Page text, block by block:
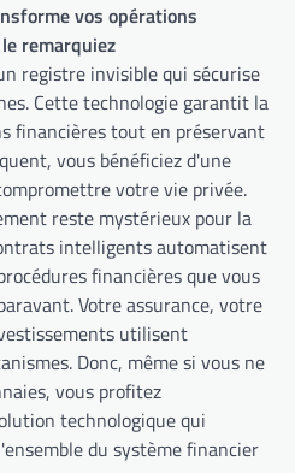
vos opérations
remarquiez
registre invisible qui sécurise
Cette technologie garantit la
financières tout en préservant
vous bénéficiez d'une
votre vie privée.
reste mystérieux pour la
intelligents automatisent
financières que vous
Votre assurance, votre
utilisent
Donc, même si vous ne
vous profitez
technologique qui
du système financier